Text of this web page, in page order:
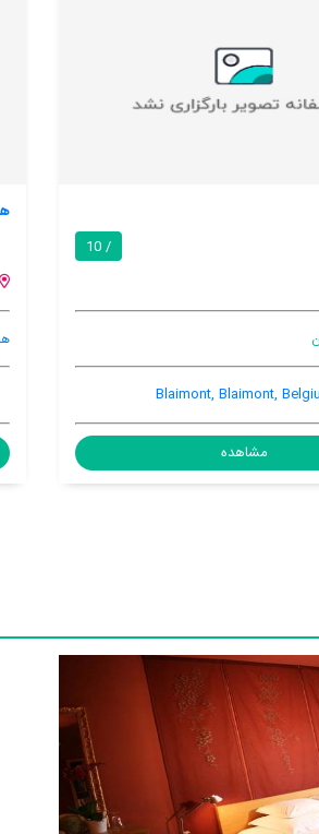
کاملی توسط کاربران اعلام نشده است
Blaimont, Blaimont, Belgium